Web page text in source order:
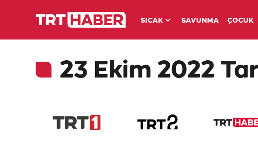
SICAK SAVUNMA ÇOCUK
23 Ekim 2022